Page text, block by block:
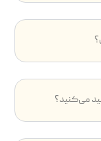
می‌کنید؟